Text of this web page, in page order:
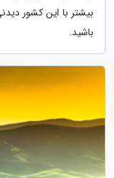
بیشتر با این کشور
باشید.